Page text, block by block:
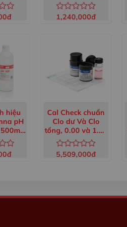
đ
HI93102-20
Được
1,240,000đ
hiệu
pH
đ
Cal Check chuẩn
Clo dư Và Clo
tổng, 0.00 và 1.00
mg/L HI93414-11
Được
sao
5,509,000đ